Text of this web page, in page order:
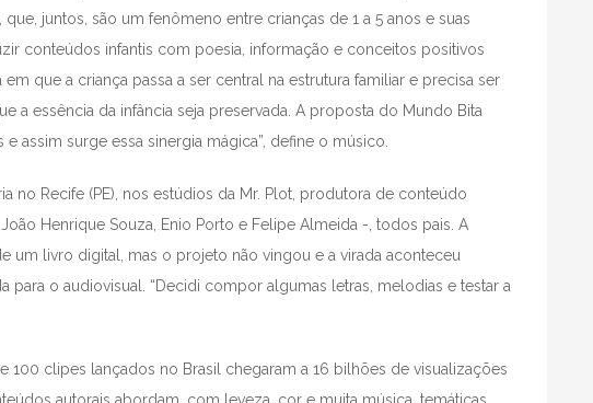
juntos, são um fenômeno entre crianças de 1 a 5 anos e suas
conteúdos infantis com poesia, informação e conceitos positivos
que a criança passa a ser central na estrutura familiar e precisa ser
a essência da infância seja preservada. A proposta do Mundo Bita
assim surge essa sinergia mágica”, define o músico.
no Recife (PE), nos estúdios da Mr. Plot, produtora de conteúdo
Henrique Souza, Enio Porto e Felipe Almeida -, todos pais. A
um livro digital, mas o projeto não vingou e a virada aconteceu
para o audiovisual. “Decidi compor algumas letras, melodias e testar a
100 clipes lançados no Brasil chegaram a 16 bilhões de visualizações